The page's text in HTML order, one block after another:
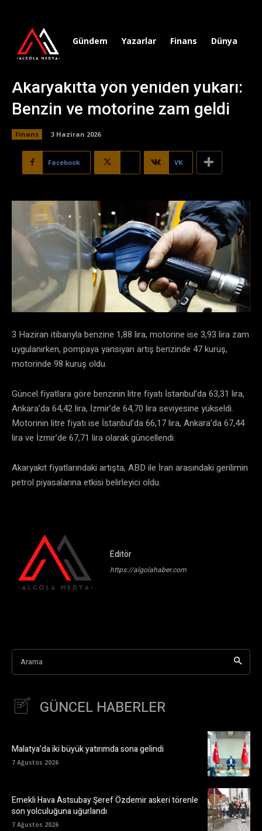
Gündem Yazarlar Finans Dünya
Akaryakıtta yön yeniden yukarı:
Benzin ve motorine zam geldi
Finans 3 Haziran 2026
Facebook VK
3 Haziran itibarıyla benzine 1,88 lira, motorine ise 3,93 lira zam
uygulanırken, pompaya yansıyan artış benzinde 47 kuruş,
motorinde 98 kuruş oldu.
Güncel fiyatlara göre benzinin litre fiyatı İstanbul’da 63,31 lira,
Ankara’da 64,42 lira, İzmir’de 64,70 lira seviyesine yükseldi.
Motorinin litre fiyatı ise İstanbul’da 66,17 lira, Ankara’da 67,44
lira ve İzmir’de 67,71 lira olarak güncellendi.
Akaryakıt fiyatlarındaki artışta, ABD ile İran arasındaki gerilimin
petrol piyasalarına etkisi belirleyici oldu.
Editör
https://algolahaber.com
Arama
GÜNCEL HABERLER
Malatya’da iki büyük yatırımda sona gelindi
7 Ağustos 2026
Emekli Hava Astsubay Şeref Özdemir askeri törenle
son yolculuğuna uğurlandı
7 Ağustos 2026